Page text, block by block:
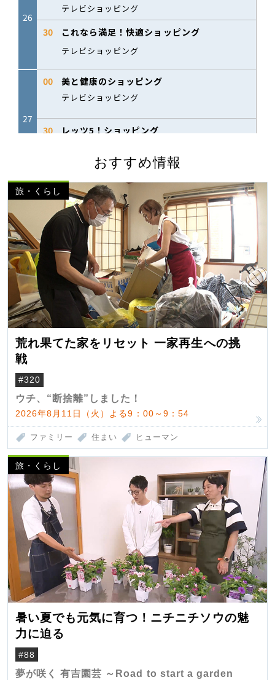
おすすめ情報
旅・くらし
荒れ果てた家をリセット 一家再生への挑
戦
#320
ウチ、“断捨離”しました！
2026年8月11日（火）よる9：00～9：54
ファミリー 住まい ヒューマン
旅・くらし
暑い夏でも元気に育つ！ニチニチソウの魅
力に迫る
#88
夢が咲く 有吉園芸 ～Road to start a garden